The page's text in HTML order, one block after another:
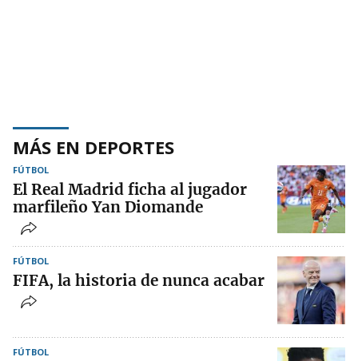
MÁS EN DEPORTES
FÚTBOL
El Real Madrid ficha al jugador
marfileño Yan Diomande
FÚTBOL
FIFA, la historia de nunca acabar
FÚTBOL